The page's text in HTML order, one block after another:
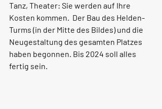
Tanz, Theater: Sie werden auf Ihre
Kosten kommen.  Der Bau des Helden-
Turms (in der Mitte des Bildes) und die
Neugestaltung des gesamten Platzes
haben begonnen. Bis 2024 soll alles
fertig sein.